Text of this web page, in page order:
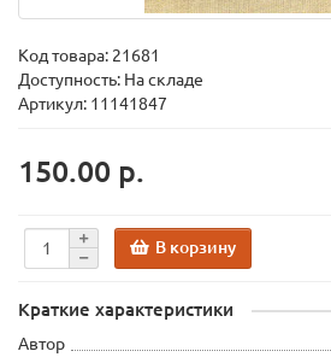
Код товара: 21681
Доступность: На складе
Артикул: 11141847
150.00 р.
В корзину
Краткие характеристики
Автор